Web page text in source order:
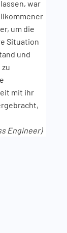
war
um die
Situation
und
mit ihr
Engineer)